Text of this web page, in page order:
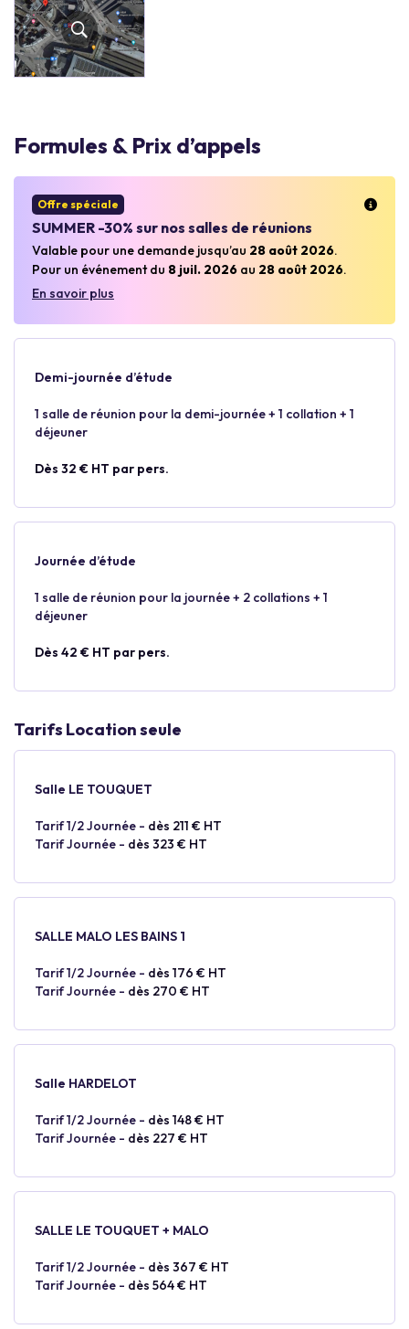
Formules & Prix d’appels
Offre spéciale
SUMMER -30% sur nos salles de réunions
Valable pour une demande jusqu’au 28 août 2026.
Pour un événement du 8 juil. 2026 au 28 août 2026.
En savoir plus
Demi-journée d’étude
1 salle de réunion pour la demi-journée + 1 collation + 1
déjeuner
Dès 32 € HT par pers.
Journée d’étude
1 salle de réunion pour la journée + 2 collations + 1
déjeuner
Dès 42 € HT par pers.
Tarifs Location seule
Salle LE TOUQUET
Tarif 1/2 Journée - dès 211 € HT
Tarif Journée - dès 323 € HT
SALLE MALO LES BAINS 1
Tarif 1/2 Journée - dès 176 € HT
Tarif Journée - dès 270 € HT
Salle HARDELOT
Tarif 1/2 Journée - dès 148 € HT
Tarif Journée - dès 227 € HT
SALLE LE TOUQUET + MALO
Tarif 1/2 Journée - dès 367 € HT
Tarif Journée - dès 564 € HT